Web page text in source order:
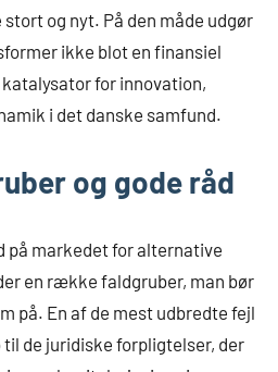
og nyt. På den måde udgør
ikke blot en finansiel
for innovation,
i det danske samfund.
og gode råd
på markedet for alternative
en række faldgruber, man bør
En af de mest udbredte fejl
de juridiske forpligtelser, der